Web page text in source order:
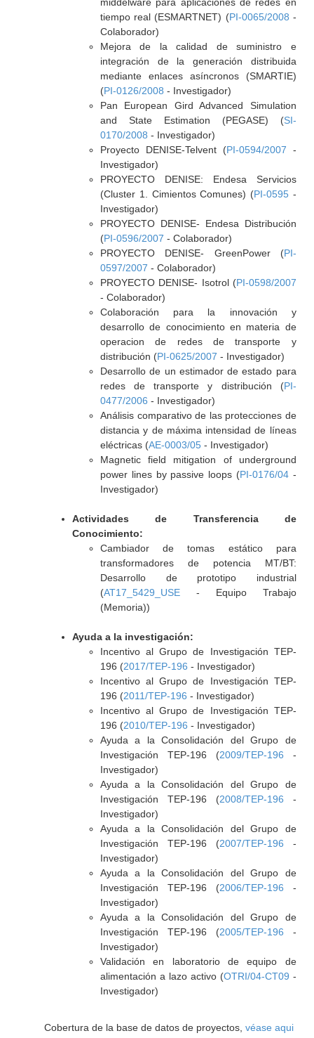
tiempo real (ESMARTNET) (PI-0065/2008 -
Colaborador)
Mejora de la calidad de suministro e
integración de la generación distribuida
mediante enlaces asíncronos (SMARTIE)
(PI-0126/2008 - Investigador)
Pan European Gird Advanced Simulation
and State Estimation (PEGASE) (SI-
0170/2008 - Investigador)
Proyecto DENISE-Telvent (PI-0594/2007 -
Investigador)
PROYECTO DENISE: Endesa Servicios
(Cluster 1. Cimientos Comunes) (PI-0595 -
Investigador)
PROYECTO DENISE- Endesa Distribución
(PI-0596/2007 - Colaborador)
PROYECTO DENISE- GreenPower (PI-
0597/2007 - Colaborador)
PROYECTO DENISE- Isotrol (PI-0598/2007
- Colaborador)
Colaboración para la innovación y
desarrollo de conocimiento en materia de
operacion de redes de transporte y
distribución (PI-0625/2007 - Investigador)
Desarrollo de un estimador de estado para
redes de transporte y distribución (PI-
0477/2006 - Investigador)
Análisis comparativo de las protecciones de
distancia y de máxima intensidad de líneas
eléctricas (AE-0003/05- Investigador)
Magnetic field mitigation of underground
power lines by passive loops (PI-0176/04 -
Investigador)
Actividades de Transferencia de
Conocimiento:
Cambiador de tomas estático para
transformadores de potencia MT/BT:
Desarrollo de prototipo industrial
(AT17_5429_USE- Equipo Trabajo
(Memoria))
Ayuda a la investigación:
Incentivo al Grupo de Investigación TEP-
196 (2017/TEP-196 - Investigador)
Incentivo al Grupo de Investigación TEP-
196 (2011/TEP-196 - Investigador)
Incentivo al Grupo de Investigación TEP-
196 (2010/TEP-196 - Investigador)
Ayuda a la Consolidación del Grupo de
Investigación TEP-196 (2009/TEP-196 -
Investigador)
Ayuda a la Consolidación del Grupo de
Investigación TEP-196 (2008/TEP-196 -
Investigador)
Ayuda a la Consolidación del Grupo de
Investigación TEP-196 (2007/TEP-196 -
Investigador)
Ayuda a la Consolidación del Grupo de
Investigación TEP-196 (2006/TEP-196 -
Investigador)
Ayuda a la Consolidación del Grupo de
Investigación TEP-196 (2005/TEP-196 -
Investigador)
Validación en laboratorio de equipo de
alimentación a lazo activo (OTRI/04-CT09 -
Investigador)
Cobertura de la base de datos de proyectos, véase aqui